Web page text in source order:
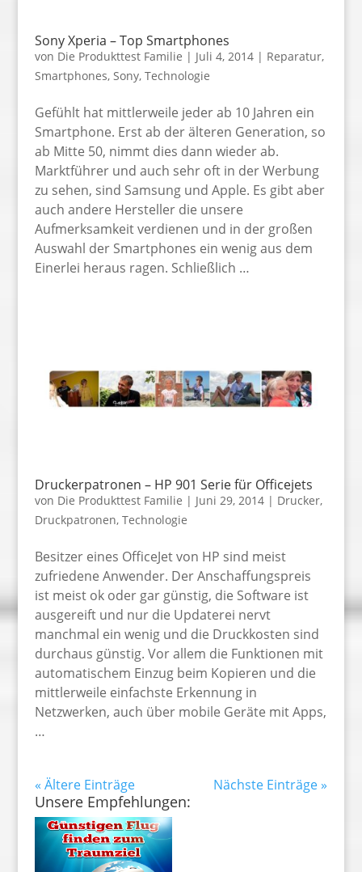
Sony Xperia – Top Smartphones
von Die Produkttest Familie | Juli 4, 2014| Reparatur,
Smartphones, Sony, Technologie
Gefühlt hat mittlerweile jeder ab 10 Jahren ein
Smartphone. Erst ab der älteren Generation, so
ab Mitte 50, nimmt dies dann wieder ab.
Marktführer und auch sehr oft in der Werbung
zu sehen, sind Samsung und Apple. Es gibt aber
auch andere Hersteller die unsere
Aufmerksamkeit verdienen und in der großen
Auswahl der Smartphones ein wenig aus dem
Einerlei heraus ragen. Schließlich …
Druckerpatronen – HP 901 Serie für Officejets
von Die Produkttest Familie | Juni 29, 2014| Drucker,
Druckpatronen, Technologie
Besitzer eines OfficeJet von HP sind meist
zufriedene Anwender. Der Anschaffungspreis
ist meist ok oder gar günstig, die Software ist
ausgereift und nur die Updaterei nervt
manchmal ein wenig und die Druckkosten sind
durchaus günstig. Vor allem die Funktionen mit
automatischem Einzug beim Kopieren und die
mittlerweile einfachste Erkennung in
Netzwerken, auch über mobile Geräte mit Apps,
…
« Ältere Einträge Nächste Einträge »
Unsere Empfehlungen: